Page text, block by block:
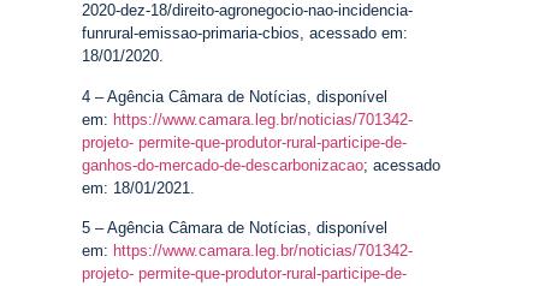
2020-dez-18/direito-agronegocio-nao-incidencia-
funrural-emissao-primaria-cbios, acessado em:
18/01/2020.
4 – Agência Câmara de Notícias, disponível
em: https://www.camara.leg.br/noticias/701342-
projeto- permite-que-produtor-rural-participe-de-
ganhos-do-mercado-de-descarbonizacao; acessado
em: 18/01/2021.
5 – Agência Câmara de Notícias, disponível
em: https://www.camara.leg.br/noticias/701342-
projeto- permite-que-produtor-rural-participe-de-